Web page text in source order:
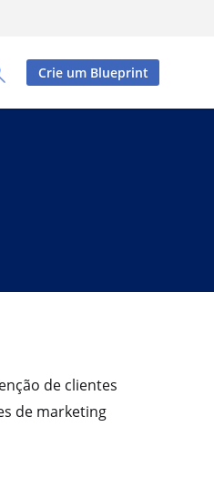
Search Panel
Crie um Blueprint
de clientes
de marketing